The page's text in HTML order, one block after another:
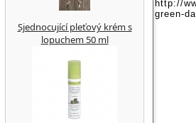
Sjednocující pleťový krém s
lopuchem 50 ml